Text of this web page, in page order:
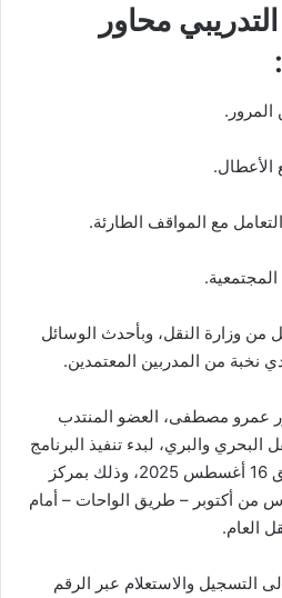
محاور
المرور.
الأعطال.
مع المواقف الطارئة.
المجتمعية.
من وزارة النقل، وبأحدث الوسائل
نخبة من المدربين المعتمدين.
عمرو مصطفى، العضو المنتدب
البحري والبري، لبدء تنفيذ البرنامج
اعتبارًا من يوم السبت الموافق 16 أغسطس 2025، وذلك بمركز
من أكتوبر – طريق الواحات – أمام
العام.
التسجيل والاستعلام عبر الرقم